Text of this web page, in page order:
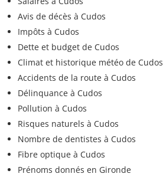
Avis de décès à Cudos
Impôts à Cudos
Dette et budget de Cudos
Climat et historique météo de Cudos
Accidents de la route à Cudos
Délinquance à Cudos
Pollution à Cudos
Risques naturels à Cudos
Nombre de dentistes à Cudos
Fibre optique à Cudos
Prénoms donnés en Gironde